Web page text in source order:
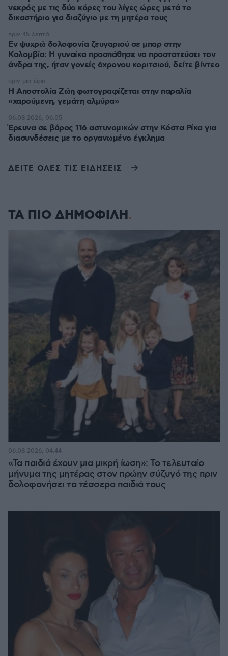
νεκρός με τις δύο κόρες του λίγες ώρες μετά το
δικαστήριο για διαζύγιο με τη μητέρα τους
Εν ψυχρώ δολοφονία ζευγαριού σε μπαρ στην
Κολομβία: Η γυναίκα προσπάθησε να προστατεύσει τον
άνδρα της, ήταν γονείς 6χρονου κοριτσιού, δείτε βίντεο
πριν 45 λεπτά
H Αποστολία Ζώη φωτογραφίζεται στην παραλία
«χαρούμενη, γεμάτη αλμύρα»
πριν μία ώρα
Έρευνα σε βάρος 116 αστυνομικών στην Κόστα Ρίκα για
διασυνδέσεις με το οργανωμένο έγκλημα
06.08.2026, 06:05
ΔΕΙΤΕ ΟΛΕΣ ΤΙΣ ΕΙΔΗΣΕΙΣ
ΤΑ ΠΙΟ ΔΗΜΟΦΙΛΗ
«Τα παιδιά έχουν μια μικρή ίωση»: Το τελευταίο
μήνυμα της μητέρας στον πρώην σύζυγό της πριν
δολοφονήσει τα τέσσερα παιδιά τους
06.08.2026, 04:44